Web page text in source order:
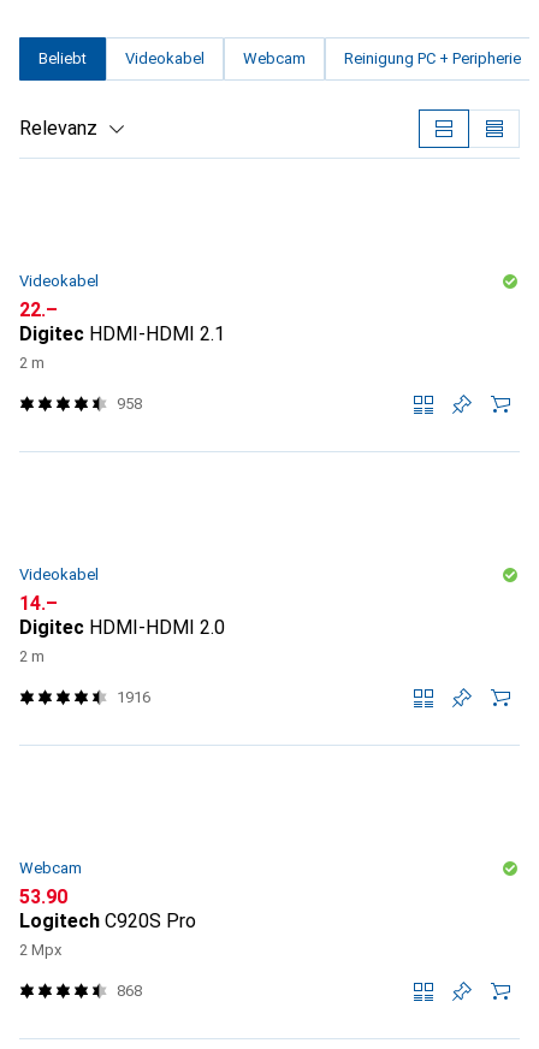
Beliebt Videokabel Webcam Reinigung PC + Peripherie
Relevanz
Videokabel
CHF
22.–
Digitec HDMI-HDMI 2.1
2 m
958
Videokabel
CHF
14.–
Digitec HDMI-HDMI 2.0
2 m
1916
Webcam
CHF
53.90
Logitech C920S Pro
2 Mpx
868